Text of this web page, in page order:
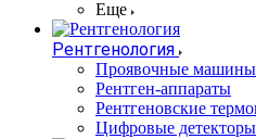
Еще
Рентгенология
Проявочные машины
Рентген-аппараты
Рентгеновские
Цифровые детекторы